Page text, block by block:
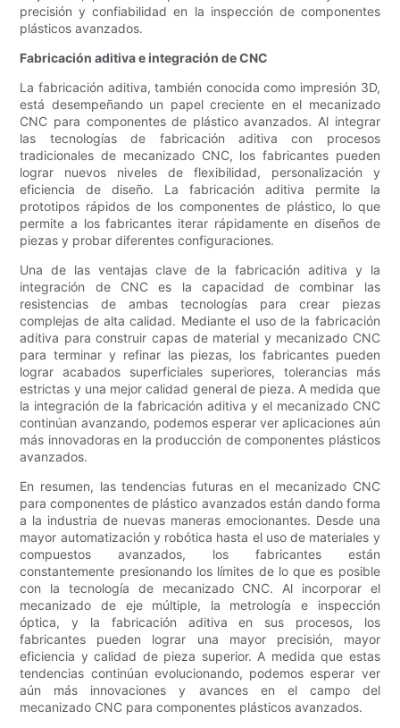
precisión y confiabilidad en la inspección de componentes
plásticos avanzados.
Fabricación aditiva e integración de CNC
La fabricación aditiva, también conocida como impresión 3D,
está desempeñando un papel creciente en el mecanizado
CNC para componentes de plástico avanzados. Al integrar
las tecnologías de fabricación aditiva con procesos
tradicionales de mecanizado CNC, los fabricantes pueden
lograr nuevos niveles de flexibilidad, personalización y
eficiencia de diseño. La fabricación aditiva permite la
prototipos rápidos de los componentes de plástico, lo que
permite a los fabricantes iterar rápidamente en diseños de
piezas y probar diferentes configuraciones.
Una de las ventajas clave de la fabricación aditiva y la
integración de CNC es la capacidad de combinar las
resistencias de ambas tecnologías para crear piezas
complejas de alta calidad. Mediante el uso de la fabricación
aditiva para construir capas de material y mecanizado CNC
para terminar y refinar las piezas, los fabricantes pueden
lograr acabados superficiales superiores, tolerancias más
estrictas y una mejor calidad general de pieza. A medida que
la integración de la fabricación aditiva y el mecanizado CNC
continúan avanzando, podemos esperar ver aplicaciones aún
más innovadoras en la producción de componentes plásticos
avanzados.
En resumen, las tendencias futuras en el mecanizado CNC
para componentes de plástico avanzados están dando forma
a la industria de nuevas maneras emocionantes. Desde una
mayor automatización y robótica hasta el uso de materiales y
compuestos avanzados, los fabricantes están
constantemente presionando los límites de lo que es posible
con la tecnología de mecanizado CNC. Al incorporar el
mecanizado de eje múltiple, la metrología e inspección
óptica, y la fabricación aditiva en sus procesos, los
fabricantes pueden lograr una mayor precisión, mayor
eficiencia y calidad de pieza superior. A medida que estas
tendencias continúan evolucionando, podemos esperar ver
aún más innovaciones y avances en el campo del
mecanizado CNC para componentes plásticos avanzados.